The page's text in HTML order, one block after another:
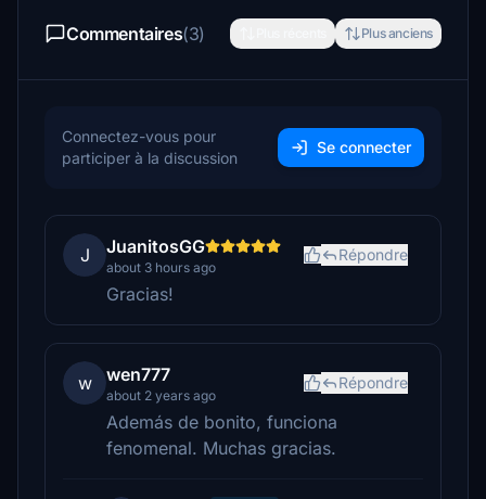
Commentaires(3) Plus anciens
Connectez-vous pour
participer à la discussion
Se connecter
J JuanitosGG
about 3 hours ago
Répondre
Gracias!
w wen777
about 2 years ago
Répondre
Además de bonito, funciona
fenomenal. Muchas gracias.